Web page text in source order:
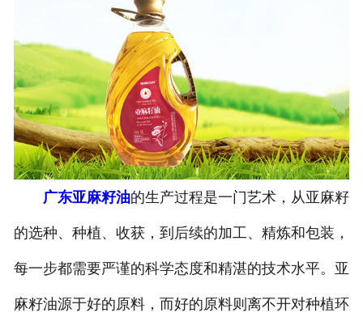
联系晶森
走进晶森
公司官网
广东亚麻籽油的生产过程是一门艺术，从亚麻籽
的选种、种植、收获，到后续的加工、精炼和包装，
每一步都需要严谨的科学态度和精湛的技术水平。亚
麻籽油源于好的原料，而好的原料则离不开对种植环